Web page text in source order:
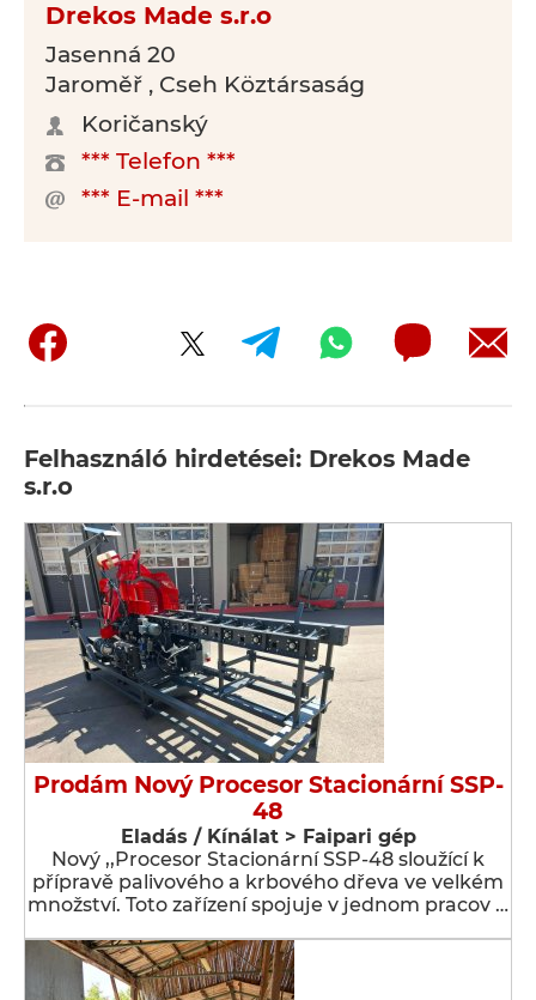
Drekos Made s.r.o
Jasenná 20
Jaroměř , Cseh Köztársaság
Koričanský
*** Telefon ***
*** E-mail ***
Felhasználó hirdetései: Drekos Made
s.r.o
Prodám Nový Procesor Stacionární SSP-
48
Eladás / Kínálat > Faipari gép
Nový ,,Procesor Stacionární SSP-48 sloužící k
přípravě palivového a krbového dřeva ve velkém
množství. Toto zařízení spojuje v jednom pracov …